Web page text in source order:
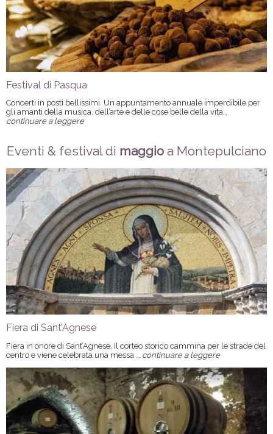
Festival di Pasqua
Concerti in posti bellissimi. Un appuntamento annuale imperdibile per
gli amanti della musica, dell’arte e delle cose belle della vita…
continuare a leggere
Eventi & festival di maggio a Montepulciano
Fiera di Sant’Agnese
Fiera in onore di Sant’Agnese. Il corteo storico cammina per le strade del
centro e viene celebrata una messa …
continuare a leggere